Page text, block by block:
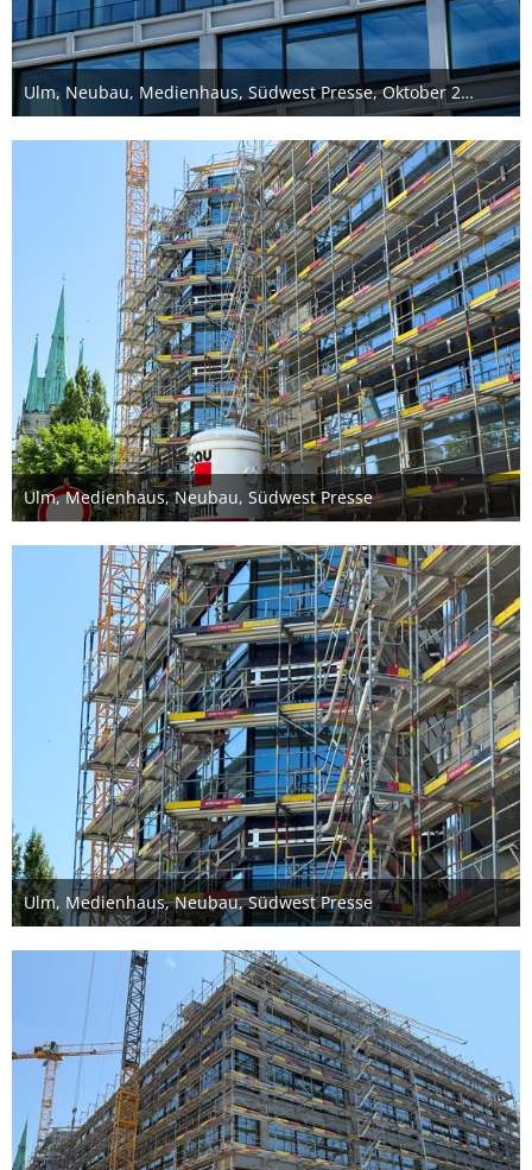
Ulm, Neubau, Medienhaus, Südwest Presse, Oktober 2025
11. Oktober 2025
Ulm, Medienhaus, Neubau, Südwest Presse
22. Juni 2025
Ulm, Medienhaus, Neubau, Südwest Presse
22. Juni 2025